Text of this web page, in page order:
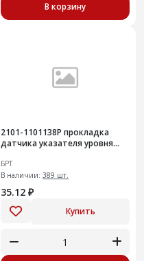
В корзину
2101-1101138Р прокладка
датчика указателя уровня
БРТ
В наличии: 389 шт.
35.12 ₽
Купить